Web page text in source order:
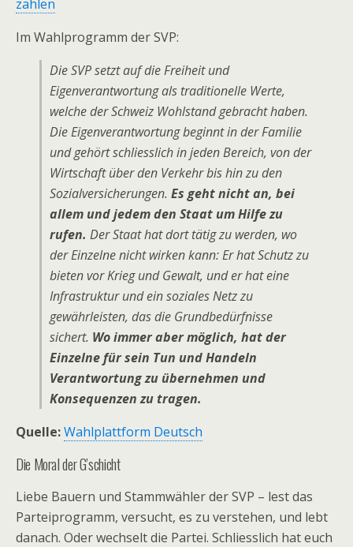
zahlen
Im Wahlprogramm der SVP:
Die SVP setzt auf die Freiheit und
Eigenverantwortung als traditionelle Werte,
welche der Schweiz Wohlstand gebracht haben.
Die Eigenverantwortung beginnt in der Familie
und gehört schliesslich in jeden Bereich, von der
Wirtschaft über den Verkehr bis hin zu den
Sozialversicherungen. Es geht nicht an, bei
allem und jedem den Staat um Hilfe zu
rufen. Der Staat hat dort tätig zu werden, wo
der Einzelne nicht wirken kann: Er hat Schutz zu
bieten vor Krieg und Gewalt, und er hat eine
Infrastruktur und ein soziales Netz zu
gewährleisten, das die Grundbedürfnisse
sichert. Wo immer aber möglich, hat der
Einzelne für sein Tun und Handeln
Verantwortung zu übernehmen und
Konsequenzen zu tragen.
Quelle:Wahlplattform Deutsch
Die Moral der G’schicht
Liebe Bauern und Stammwähler der SVP – lest das
Parteiprogramm, versucht, es zu verstehen, und lebt
danach. Oder wechselt die Partei. Schliesslich hat euch